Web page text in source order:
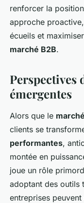
renforcer la
approche
écueils et
marché B2B.
Perspectives
émergentes
Alors que le
clients se
performantes,
montée en
joue un rôle
adoptant des outils
entreprises